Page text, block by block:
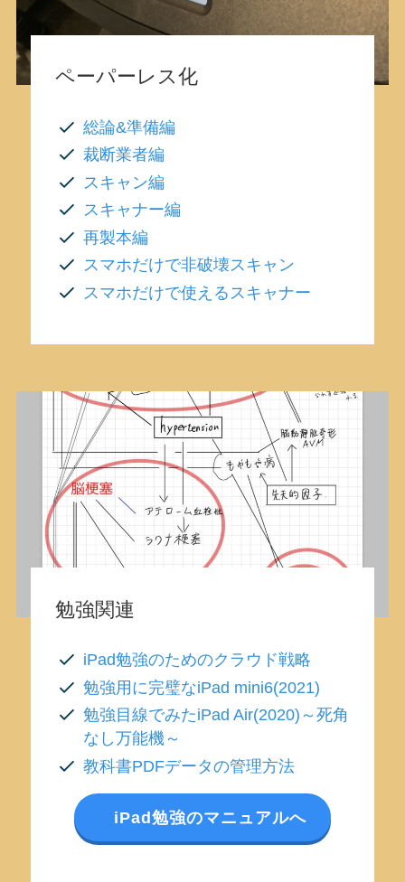
ペーパーレス化
総論&準備編
裁断業者編
スキャン編
スキャナー編
再製本編
スマホだけで非破壊スキャン
スマホだけで使えるスキャナー
勉強関連
iPad勉強のためのクラウド戦略
勉強用に完璧なiPad mini6(2021)
勉強目線でみたiPad Air(2020)～死角
なし万能機～
教科書PDFデータの管理方法
iPad勉強のマニュアルへ